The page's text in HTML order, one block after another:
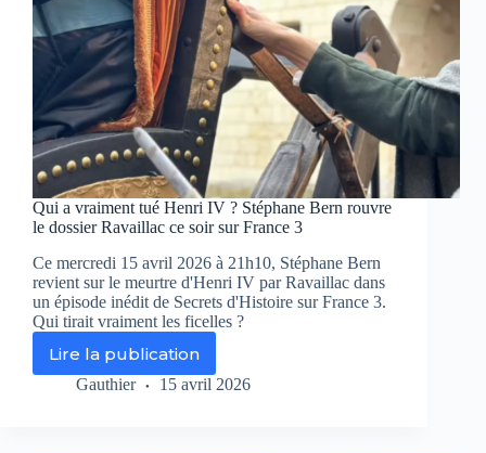
Qui a vraiment tué Henri IV ? Stéphane Bern rouvre
le dossier Ravaillac ce soir sur France 3
Ce mercredi 15 avril 2026 à 21h10, Stéphane Bern
revient sur le meurtre d'Henri IV par Ravaillac dans
un épisode inédit de Secrets d'Histoire sur France 3.
Qui tirait vraiment les ficelles ?
Lire la publication
Qui
a
Gauthier 15 avril 2026